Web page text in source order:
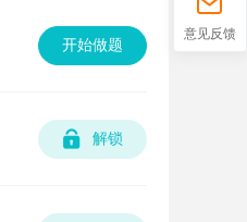
开始做题
解锁
意见反馈